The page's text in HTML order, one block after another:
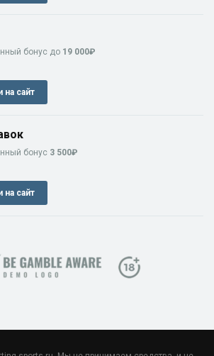
бонус до 19 000₽
на сайт
бонус 3 500₽
на сайт